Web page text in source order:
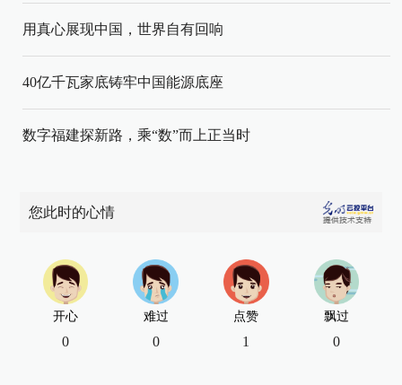
用真心展现中国，世界自有回响
40亿千瓦家底铸牢中国能源底座
数字福建探新路，乘“数”而上正当时
您此时的心情
开心
0
难过
0
点赞
1
飘过
0